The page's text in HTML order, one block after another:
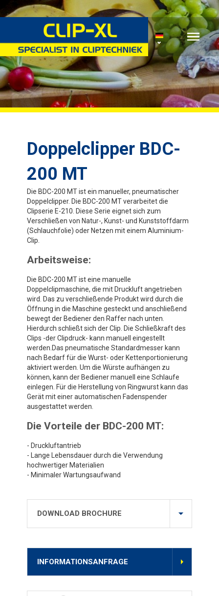
Doppelclipper BDC-
200 MT
Die BDC-200 MT ist ein manueller, pneumatischer
Doppelclipper. Die BDC-200 MT verarbeitet die
Clipserie E-210. Diese Serie eignet sich zum
Verschließen von Natur-, Kunst- und Kunststoffdarm
(Schlauchfolie) oder Netzen mit einem Aluminium-
Clip.
Arbeitsweise:
Die BDC-200 MT ist eine manuelle
Doppelclipmaschine, die mit Druckluft angetrieben
wird. Das zu verschließende Produkt wird durch die
Öffnung in die Maschine gesteckt und anschließend
bewegt der Bediener den Raffer nach unten.
Hierdurch schließt sich der Clip. Die Schließkraft des
Clips -der Clipdruck- kann manuell eingestellt
werden.Das pneumatische Standardmesser kann
nach Bedarf für die Wurst- oder Kettenportionierung
aktiviert werden. Um die Würste aufhängen zu
können, kann der Bediener manuell eine Schlaufe
einlegen. Für die Herstellung von Ringwurst kann das
Gerät mit einer automatischen Fadenspender
ausgestattet werden.
Die Vorteile der BDC-200 MT:
- Druckluftantrieb
- Lange Lebensdauer durch die Verwendung
hochwertiger Materialien
- Minimaler Wartungsaufwand
DOWNLOAD BROCHURE
INFORMATIONSANFRAGE